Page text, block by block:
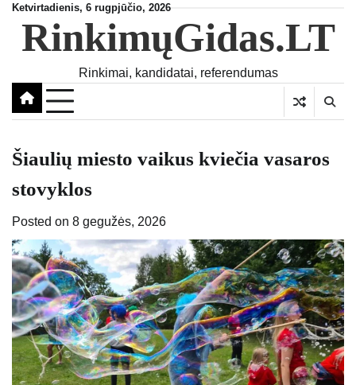
Skip
content
Ketvirtadienis, 6 rugpjūčio, 2026
RinkimųGidas.LT
Rinkimai, kandidatai, referendumas
Šiaulių miesto vaikus kviečia vasaros
stovyklos
Posted on 8 gegužės, 2026